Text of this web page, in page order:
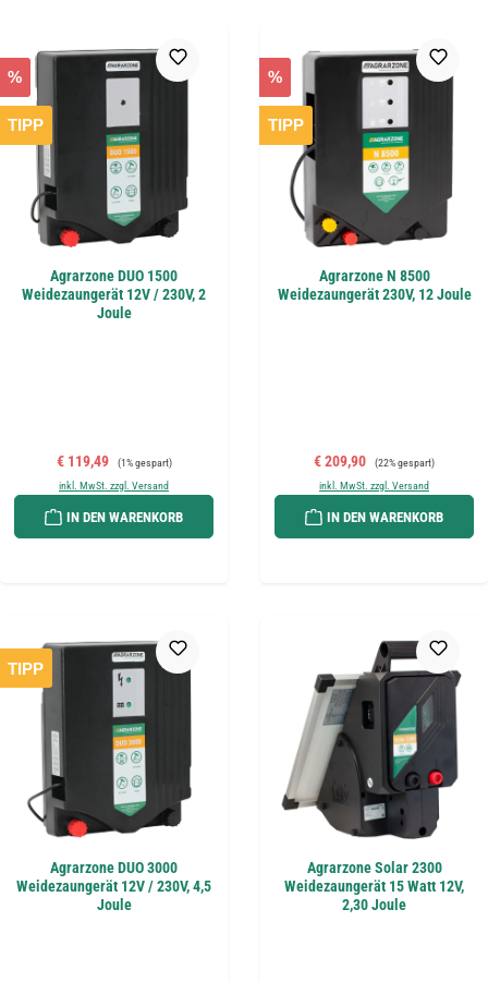
%
TIPP
Agrarzone DUO 1500
Weidezaungerät 12V / 230V, 2
Joule
Verkaufspreis:
€ 119,49 Regulärer Preis:
(1% gespart)
inkl. MwSt. zzgl. Versand
IN DEN WARENKORB
%
TIPP
Agrarzone N 8500
Weidezaungerät 230V, 12 Joule
Verkaufspreis:
€ 209,90 Regulärer Preis:
(22% gespart)
inkl. MwSt. zzgl. Versand
IN DEN WARENKORB
TIPP
Agrarzone DUO 3000
Weidezaungerät 12V / 230V, 4,5
Joule
Agrarzone Solar 2300
Weidezaungerät 15 Watt 12V,
2,30 Joule